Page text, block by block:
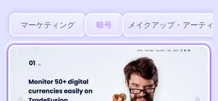
マーケティング 暗号 メイクアップ・アーティ